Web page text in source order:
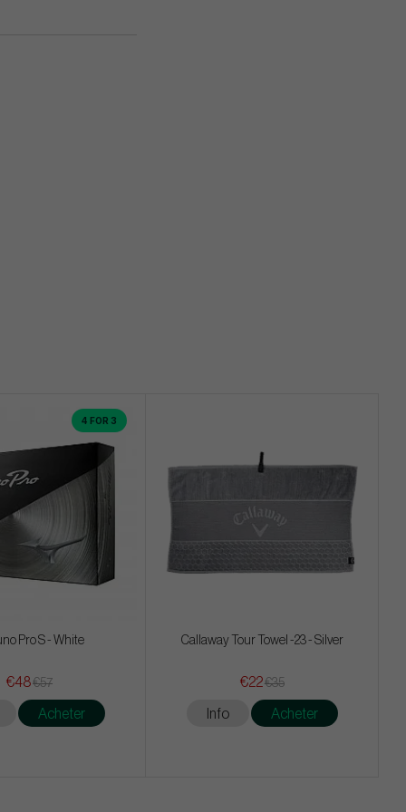
4 FOR 3
Pro S - White
€48€57
Acheter
Callaway Tour Towel -23 - Silver
€22€35
Info Acheter